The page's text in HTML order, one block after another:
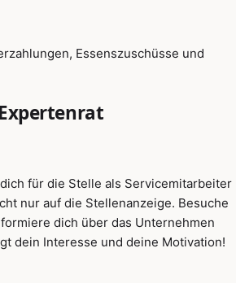
Essenszuschüsse und
für die Stelle als Servicemitarbeiter
nur auf die Stellenanzeige. Besuche
dich über das Unternehmen
dein Interesse und deine Motivation!